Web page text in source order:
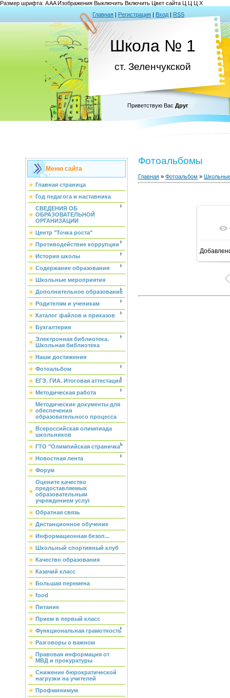
Размер шрифта: AAAИзображения Выключить Включить Цвет сайта Ц Ц Ц Х
Главная | Регистрация | Вход | RSS
Школа № 1
ст. Зеленчукской
Приветствую Вас Друг
Меню сайта
Главная страница
Год педагога и наставника
СВЕДЕНИЯ ОБ
ОБРАЗОВАТЕЛЬНОЙ
ОРГАНИЗАЦИИ
Центр "Точка роста"
Противодействие коррупции
История школы
Содержание образования
Школьные мероприятия
Дополнительное образование
Родителям и ученикам
Каталог файлов и приказов
Бухгалтерия
Электронная библиотека.
Школьная библиотека
Наши достижения
Фотоальбом
ЕГЭ. ГИА. Итоговая аттестация
Методическая работа
Методические документы для
обеспечения
образовательного процесса
Всероссийская олимпиада
школьников
ГТО "Олимпийская страничка"
Новостная лента
Форум
Оцените качество
предоставляемых
образовательным
учреждением услуг
Обратная связь
Дистанционное обучение
Информационная безоп...
Школьный спортивный клуб
Качество образования
Казачий класс
Большая перемена
food
Питание
Прием в первый класс
Функциональная грамотность
Разговоры о важном
Правовая информация от
МВД и прокуратуры
Снижение бюрократической
нагрузки на учителей
Профминимум
Фотоальбомы
Главная » Фотоальбом »